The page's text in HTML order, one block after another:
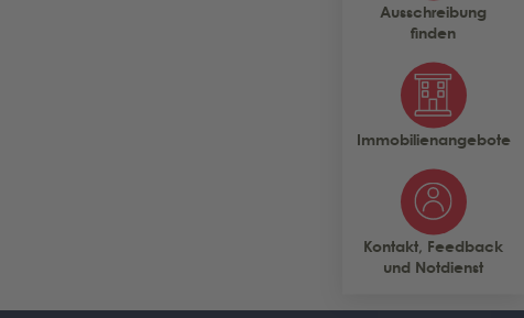
Ausschreibung
finden
Immobilienangebote
Kontakt, Feedback
und Notdienst